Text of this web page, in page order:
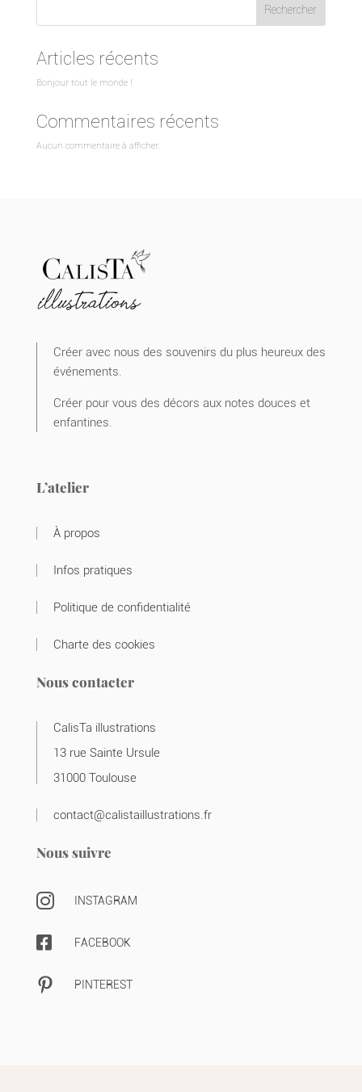
Rechercher
Articles récents
Bonjour tout le monde !
Commentaires récents
Aucun commentaire à afficher.
Créer avec nous des souvenirs du plus heureux des
événements.
Créer pour vous des décors aux notes douces et
enfantines.
L’atelier
À propos
Infos pratiques
Politique de confidentialité
Charte des cookies
Nous contacter
CalisTa illustrations
13 rue Sainte Ursule
31000 Toulouse
contact@calistaillustrations.fr
Nous suivre
 INSTAGRAM
 FACEBOOK
 PINTEREST